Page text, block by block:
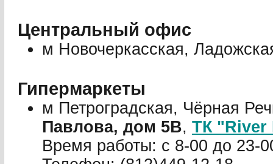
Центральный офис
м Новочеркасская,
Гипермаркеты
м Петроградская, Чёрная
Павлова, дом 5В, ТК "River
Время работы: с 8-00 до 23-